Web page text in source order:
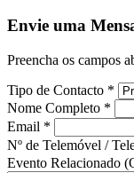
Envie uma
Preencha os campos
Tipo de Contacto *
Nome Completo *
Email *
Nº de Telemóvel /
Evento Relacionado